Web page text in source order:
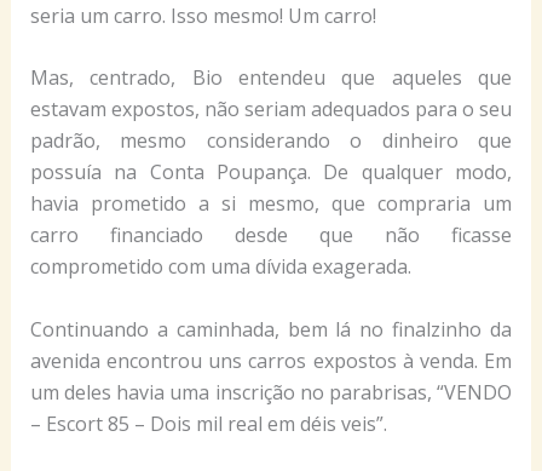
seria um carro. Isso mesmo! Um carro!
Mas, centrado, Bio entendeu que aqueles que
estavam expostos, não seriam adequados para o seu
padrão, mesmo considerando o dinheiro que
possuía na Conta Poupança. De qualquer modo,
havia prometido a si mesmo, que compraria um
carro financiado desde que não ficasse
comprometido com uma dívida exagerada.
Continuando a caminhada, bem lá no finalzinho da
avenida encontrou uns carros expostos à venda. Em
um deles havia uma inscrição no parabrisas, “VENDO
– Escort 85 – Dois mil real em déis veis”.